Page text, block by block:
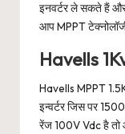
इनवर्टर ले सकते हैं और
आप MPPT
Havells
Havells MPPT
इन्वर्टर जिस पर
रेंज 100V Vdc है तो